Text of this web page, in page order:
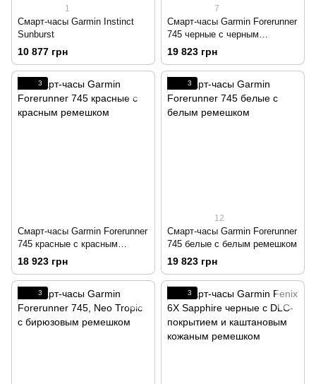
1
Смарт-часы Garmin Instinct
Sunburst
10 877 грн
7
Смарт-часы Garmin Forerunner
745 черные с черным
ремешком
19 823 грн
3
Смарт-часы Garmin Forerunner
745 красные с красным
ремешком
18 923 грн
3
12
Смарт-часы Garmin Forerunner
745 белые с белым ремешком
19 823 грн
3 3